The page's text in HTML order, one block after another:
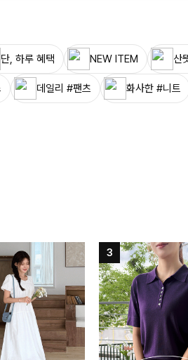
단, 하루 혜택 NEW ITEM 산
데일리 #팬츠 화사한 #니트